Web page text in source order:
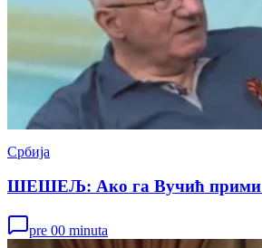
Србија
ШЕШЕЉ: Ако га Вучић прими
pre 00 minuta